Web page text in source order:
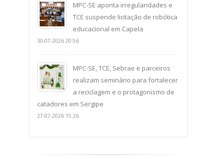
MPC-SE aponta irregularidades e
TCE suspende licitação de robótica
educacional em Capela
30-07-2026 20:56
MPC-SE, TCE, Sebrae e parceiros
realizam seminário para fortalecer
a reciclagem e o protagonismo de
catadores em Sergipe
27-07-2026 15:26